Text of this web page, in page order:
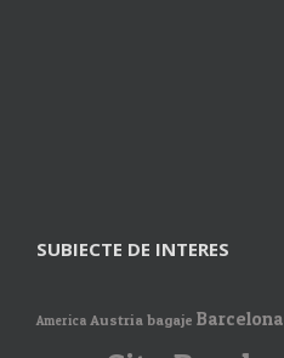
SUBIECTE DE INTERES
America Austria bagaje Barcelona